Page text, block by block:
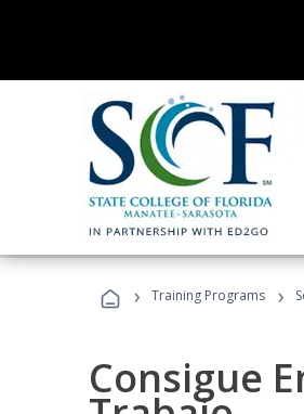
› Training Programs ›
Consigue